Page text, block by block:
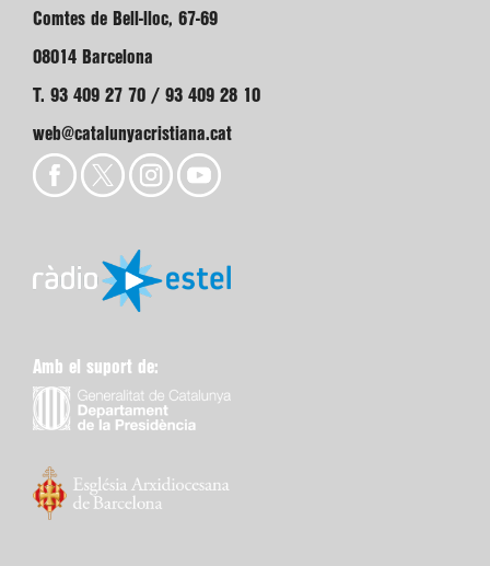
Comtes de Bell-lloc, 67-69
08014 Barcelona
T. 93 409 27 70 / 93 409 28 10
web@catalunyacristiana.cat
Amb el suport de: